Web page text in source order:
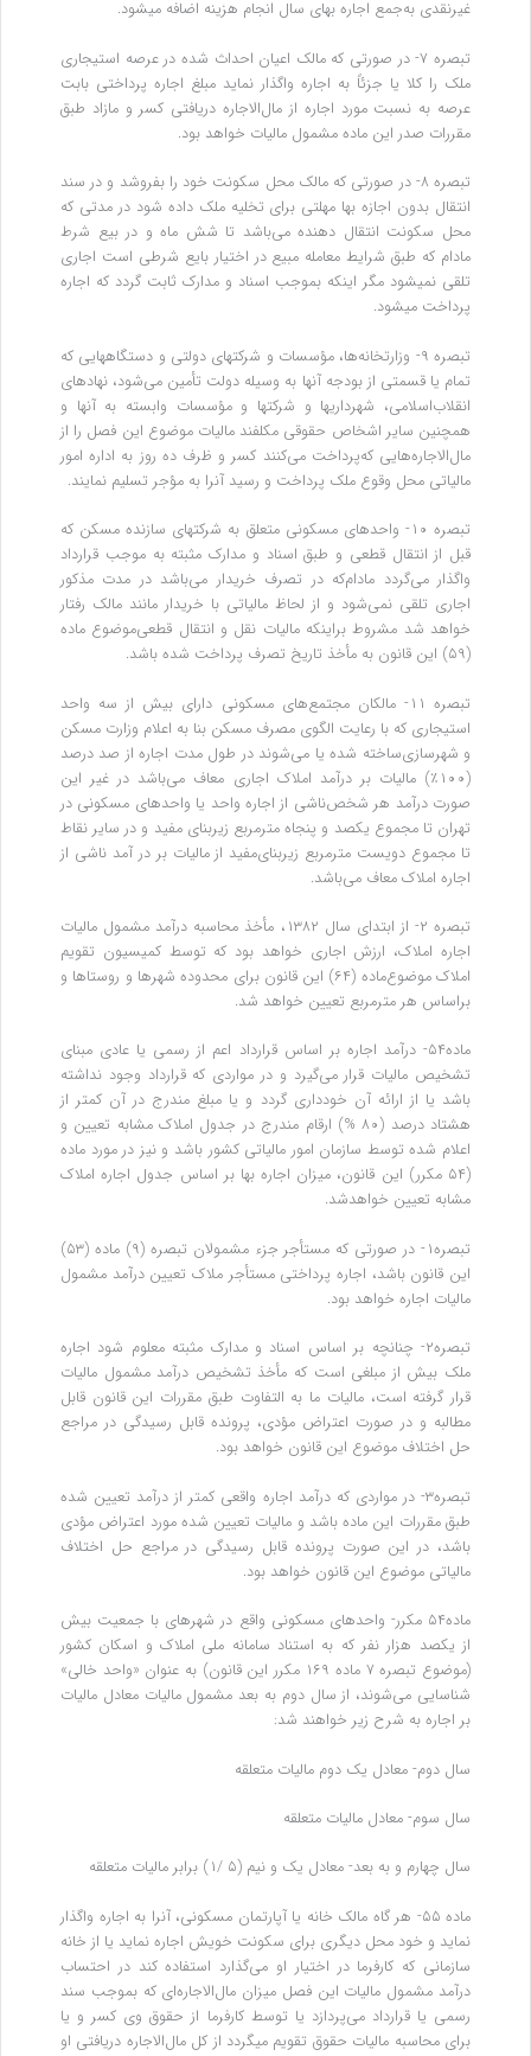
غیرنقدی به‌جمع اجاره ‌بهای سال انجام هزینه اضافه میشود.
تبصره ۷- در صورتی که مالک اعیان احداث شده در عرصه استیجاری
ملک را کلا یا جزئاً به اجاره واگذار نماید مبلغ اجاره پرداختی بابت
عرصه‌ به نسبت مورد اجاره از مال‌الاجاره دریافتی کسر و مازاد طبق
مقررات صدر این ماده مشمول مالیات خواهد بود.
تبصره ۸- در صورتی که مالک محل سکونت خود را بفروشد و در سند
انتقال بدون اجازه بها مهلتی برای تخلیه ملک داده شود در مدتی که
محل‌ سکونت انتقال دهنده می‌باشد تا شش ماه و در بیع شرط
مادام که طبق شرایط معامله مبیع در اختیار بایع شرطی است اجاری
تلقی نمیشود مگر اینکه ‌بموجب اسناد و مدارک ثابت گردد که اجاره
پرداخت میشود.
تبصره ۹- وزارتخانه‌ها، مؤسسات و شرکتهای دولتی و دستگاههایی که
تمام یا قسمتی از بودجه آنها به وسیله دولت تأمین می‌شود، نهادهای
انقلاب‌اسلامی، شهرداریها و شرکتها و مؤسسات وابسته به آنها و
همچنین سایر اشخاص حقوقی مکلفند مالیات موضوع این فصل را از
مال‌الاجاره‌هایی که‌پرداخت می‌کنند کسر و ظرف ده روز به ‌اداره امور
مالیاتی محل وقوع ملک پرداخت و رسید آنرا به مؤجر تسلیم نمایند.
تبصره ۱۰- واحدهای مسکونی متعلق به شرکتهای سازنده مسکن که
قبل از انتقال قطعی و طبق اسناد و مدارک مثبته به موجب قرارداد
واگذار می‌گردد مادام‌که در تصرف خریدار می‌باشد در مدت مذکور
اجاری تلقی نمی‌شود و از لحاظ مالیاتی با خریدار مانند مالک رفتار
خواهد شد مشروط براینکه مالیات نقل و انتقال قطعی‌موضوع ماده
(۵۹) این قانون به مأخذ تاریخ تصرف پرداخت شده باشد.
تبصره ۱۱- مالکان مجتمع‌های مسکونی دارای بیش از سه واحد
استیجاری که با رعایت الگوی مصرف مسکن بنا به اعلام وزارت مسکن
و شهرسازی‌ساخته شده یا می‌شوند در طول مدت اجاره از صد درصد
(۱۰۰٪) مالیات بر درآمد املاک اجاری معاف می‌باشد در غیر این
صورت درآمد هر شخص‌ناشی از اجاره واحد یا واحدهای مسکونی در
تهران تا مجموع یکصد و پنجاه مترمربع زیربنای مفید و در سایر نقاط
تا مجموع دویست مترمربع زیربنای‌مفید از مالیات بر در آمد ناشی از
اجاره املاک معاف می‌باشد.
تبصره ۲- از ابتدای سال ۱۳۸۲، مأخذ محاسبه درآمد مشمول مالیات
اجاره املاک، ارزش اجاری خواهد بود که توسط کمیسیون تقویم
املاک موضوع‌ماده (۶۴) این قانون برای محدوده شهرها و روستاها و
براساس هر مترمربع تعیین خواهد شد.
ماده۵۴- درآمد اجاره بر اساس قرارداد اعم از رسمی یا عادی مبنای
تشخیص مالیات قرار می‌گیرد و در مواردی که قرارداد وجود نداشته
باشد یا از ارائه آن خودداری گردد و یا مبلغ مندرج در آن کمتر از
هشتاد درصد (۸۰ %) ارقام مندرج در جدول املاک مشابه تعیین و
اعلام شده توسط سازمان امور مالیاتی کشور باشد و نیز در مورد ماده
(۵۴ مکرر) این قانون، میزان اجاره بها بر اساس جدول اجاره املاک
مشابه تعیین خواهدشد.
تبصره۱- در صورتی که مستأجر جزء مشمولان تبصره (۹) ماده (۵۳)
این قانون باشد، اجاره پرداختی مستأجر ملاک تعیین درآمد مشمول
مالیات اجاره خواهد بود.
تبصره۲- چنانچه بر اساس اسناد و مدارک مثبته معلوم شود اجاره
ملک بیش از مبلغی است که مأخذ تشخیص درآمد مشمول مالیات
قرار گرفته است، مالیات ما به‌ التفاوت طبق مقررات این قانون قابل
مطالبه و در صورت اعتراض مؤدی، پرونده قابل رسیدگی در مراجع
حل اختلاف موضوع این قانون خواهد بود.
تبصره۳- در مواردی که درآمد اجاره واقعی کمتر از درآمد تعیین‌ شده
طبق مقررات این ماده باشد و مالیات تعیین‌ شده مورد اعتراض مؤدی
باشد، در این صورت پرونده قابل‌ رسیدگی در مراجع حل اختلاف
مالیاتی موضوع این قانون خواهد بود.
ماده۵۴ مکرر- واحدهای مسکونی واقع در شهرهای با جمعیت بیش
از یکصد هزار نفر که به استناد سامانه ملی املاک و اسکان کشور
(موضوع تبصره ۷ ماده ۱۶۹ مکرر این قانون) به‌ عنوان «واحد خالی»
شناسایی می‌شوند، از سال دوم به بعد مشمول مالیات معادل مالیات
بر اجاره به شرح زیر خواهند شد:
سال دوم- معادل یک دوم مالیات متعلقه
سال سوم- معادل مالیات متعلقه
سال چهارم و به بعد- معادل یک‌ و نیم (۵ /۱) برابر مالیات متعلقه
ماده ۵۵- هر گاه مالک خانه یا آپارتمان مسکونی، آنرا به اجاره واگذار
نماید و خود محل دیگری برای سکونت خویش اجاره نماید یا از خانه
‌سازمانی که کارفرما در اختیار او می‌گذارد استفاده کند در احتساب
درآمد مشمول مالیات این فصل میزان مال‌الاجاره‌ای که بموجب سند
رسمی یا ‌قرارداد می‌پردازد یا توسط کارفرما از حقوق وی کسر و یا
برای محاسبه مالیات حقوق تقویم میگردد از کل مال‌الاجاره دریافتی او